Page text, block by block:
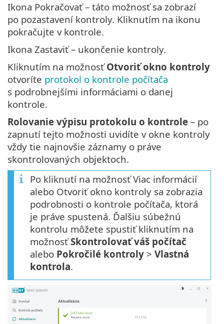
Ikona Pokračovať – táto možnosť sa zobrazí
po pozastavení kontroly. Kliknutím na ikonu
pokračujte v kontrole.
Ikona Zastaviť – ukončenie kontroly.
Kliknutím na možnosťOtvoriť okno kontroly
otvoríte protokol o kontrole počítača
s podrobnejšími informáciami o danej
kontrole.
Rolovanie výpisu protokolu o kontrole – po
zapnutí tejto možnosti uvidíte v okne kontroly
vždy tie najnovšie záznamy o práve
skontrolovaných objektoch.
Po kliknutí na možnosť Viac informácií
alebo Otvoriť okno kontroly sa zobrazia
podrobnosti o kontrole počítača, ktorá
je práve spustená. Ďalšiu súbežnú
kontrolu môžete spustiť kliknutím na
možnosťSkontrolovať váš počítač
alebo Pokročilé kontroly > Vlastná
kontrola.